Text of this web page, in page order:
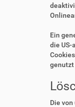
Ein
die US-
genutzt
Die